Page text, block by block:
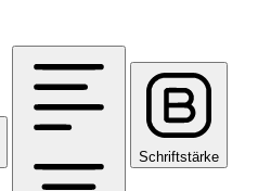
Schriftstärke